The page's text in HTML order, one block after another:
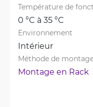
Température de
0 °C à 35 °C
Environnement
Intérieur
Méthode de
Montage en Rack